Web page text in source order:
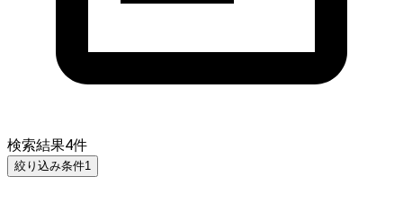
検索結果4件
絞り込み条件1